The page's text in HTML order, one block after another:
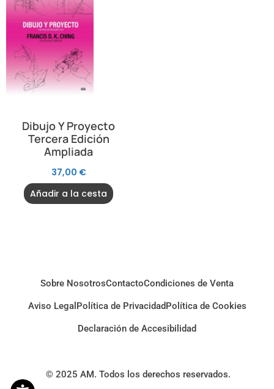
Dibujo Y Proyecto
Tercera Edición
Ampliada
37,00 €
Añadir a la cesta
Sobre NosotrosContactoCondiciones de Venta
Aviso Legal Política de Privacidad Política de Cookies
Declaración de Accesibilidad
© 2025 AM. Todos los derechos reservados.